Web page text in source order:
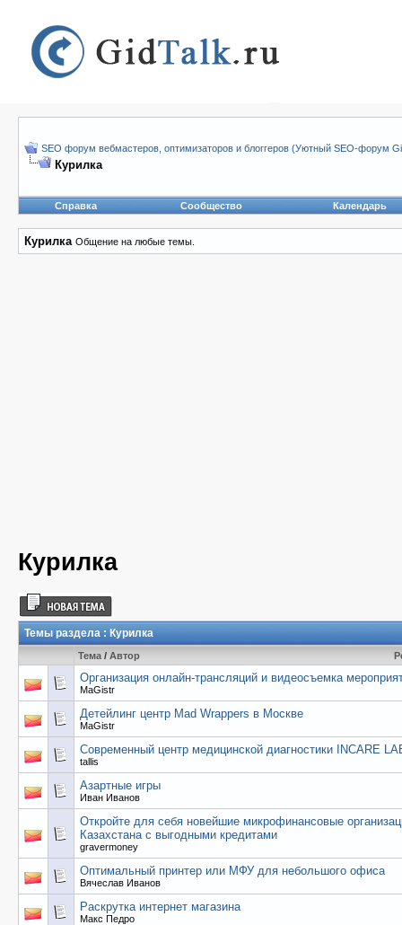
SEO форум вебмастеров, оптимизаторов и блоггеров (Уютный SEO-форум
Курилка
Справка Сообщество Календарь
Курилка Общение на любые темы.
Курилка
Темы раздела : Курилка
Тема / Автор
Организация онлайн-трансляций и видеосъемка
MaGistr
Детейлинг центр Mad Wrappers в Москве
MaGistr
Современный центр медицинской диагностики INCARE
tallis
Азартные игры
Иван Иванов
Откройте для себя новейшие микрофинансовые
Казахстана с выгодными кредитами
gravermoney
Оптимальный принтер или МФУ для небольшого офиса
Вячеслав Иванов
Раскрутка интернет магазина
Макс Педро